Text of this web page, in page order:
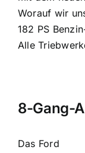
Worauf wir
182 PS
Alle
8-Gang-
Das Ford